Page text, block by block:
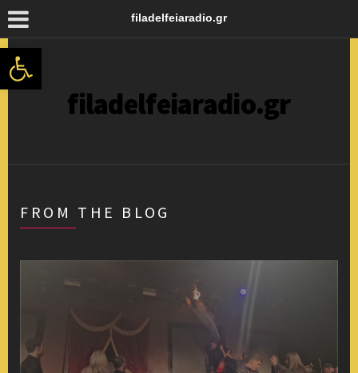
Ανοίξτε τη γραμμή εργαλείων
filadelfeiaradio.gr
filadelfeiaradio.gr
FROM THE BLOG